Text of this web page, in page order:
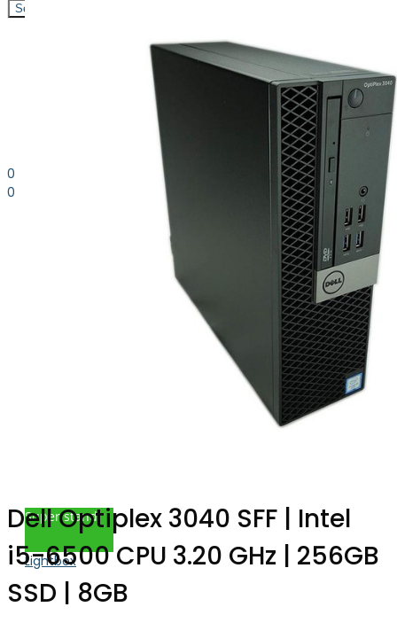
0
0
Search
Super stand
Lightbox
Dell Optiplex 3040 SFF | Intel
i5-6500 CPU 3.20 GHz | 256GB
SSD | 8GB